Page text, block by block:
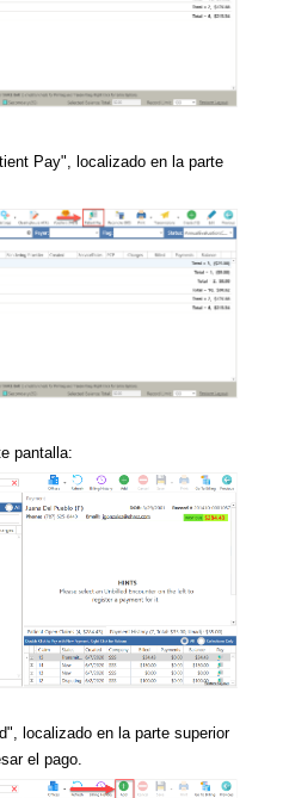
Pay", localizado en la parte
pantalla:
localizado en la parte superior
el pago.